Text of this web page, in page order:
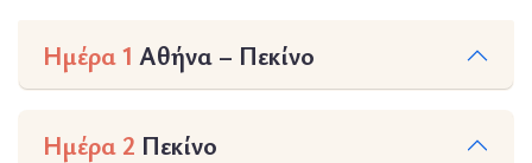
Ημέρα 1 Αθήνα – Πεκίνο
Ημέρα 2 Πεκίνο